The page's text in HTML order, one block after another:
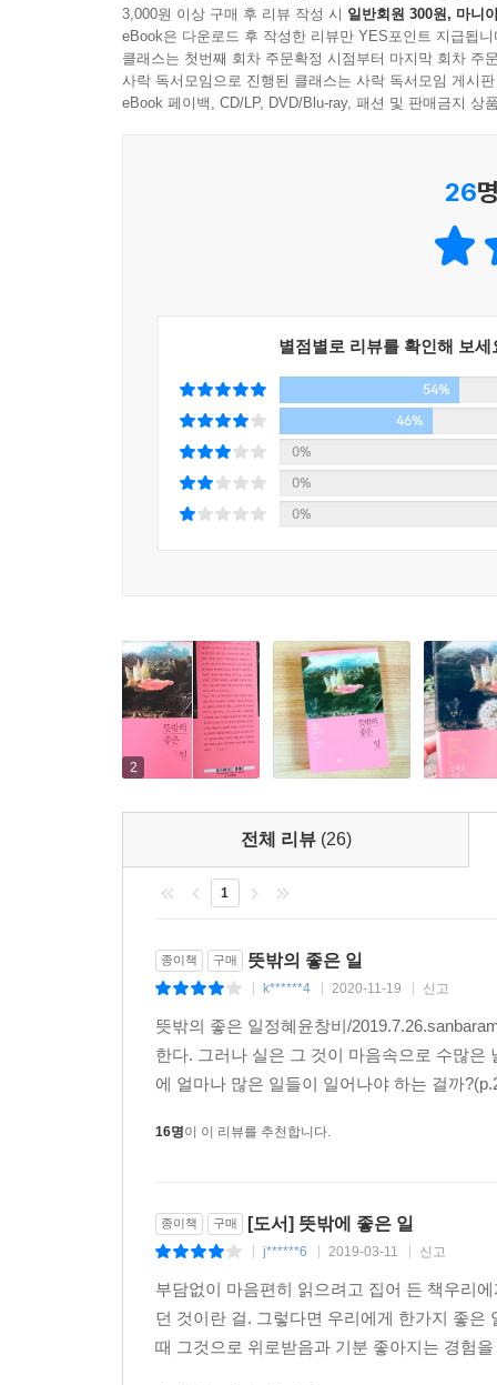
일시적인 기쁨을 오래가는 기쁨으로, 우연을 필연
우리 삶의 이야기는 책을 덮고 나서 시작된다.
속에서다. 책을 읽으면서 머릿속에서나 가능했
저자는 몇년 전 쿄오또에서 만난 한 회사원을
하고 있”(35면)다는 걸 놓치지 않고 포착한다. 어
그것을 포기하지 않기를” 바란다는 것, “세상은 따
“우리에게 한가지 좋은 일이 생기기 위해서”(27
인생에 ‘뜻밖의 좋은 일’을 가져다준 비밀스러운
지금도 책은 내 머리 위에서 펄럭거리면서 날
기울이면서 이 글을 쓴다. 그리고 책 속에서 지혜
당신의 고독을 떠올리고, 당신의 아까운 시간이
당신에게 말할 필요도 없이 기쁜 뜻밖의 좋은 일이
3,000원 이상 구매 후 리뷰 작성 시 일반회원 300원, 마니
eBook은 다운로드 후 작성한 리뷰만 YES포인트 지급됩니
클래스는 첫번째 회차 주문확정 시점부터 마지막 회차 주
사락 독서모임으로 진행된 클래스는 사락 독서모임 게시
eBook 페이백, CD/LP, DVD/Blu-ray, 패션 및 판매금지 상
26
별점별로 리뷰를 확인해 보세
54%
46%
0%
0%
0%
2
전체 리뷰 (26)
1
종이책 구매 뜻밖의 좋은 일
k******4 2020-11-19 신고
뜻밖의 좋은 일정혜윤창비/
한다. 그러나 실은 그 것이 마음속으로 수많은
에 얼마나 많은 일들이 일어나야 하는 걸까
16명이 이 리뷰를 추천합니다.
종이책 구매 [도서] 뜻밖에 좋은 일
j******6 2019-03-11 신고
부담없이 마음편히 읽으려고 집어 든 책우리
던 것이란 걸. 그렇다면 우리에게 한가지 좋
때 그것으로 위로받음과 기분 좋아지는 경험